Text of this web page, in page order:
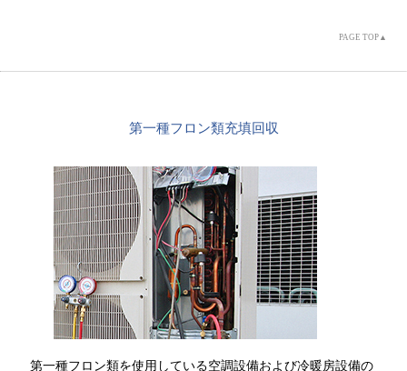
PAGE TOP▲
第一種フロン類充填回収
第一種フロン類を使用している空調設備および冷暖房設備の